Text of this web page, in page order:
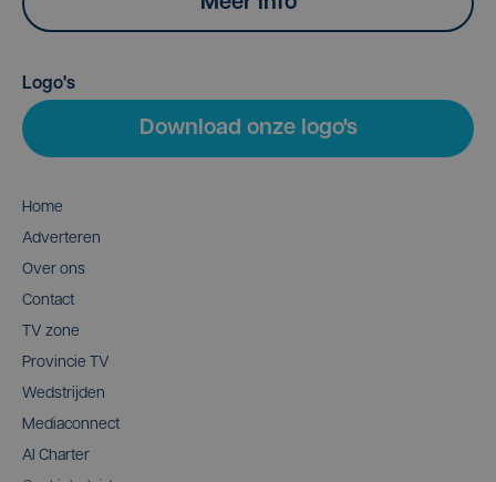
Logo's
Download onze logo's
Home
Adverteren
Over ons
Contact
TV zone
Provincie TV
Wedstrijden
Mediaconnect
AI Charter